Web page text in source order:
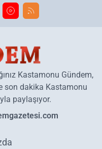
Kastamonu Gündem,
son dakika Kastamonu
paylaşıyor.